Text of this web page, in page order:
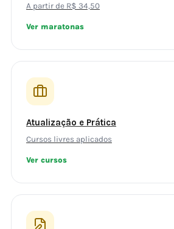
A partir de R$ 34,50
Ver maratonas
Atualização e Prática
Cursos livres aplicados
Ver cursos